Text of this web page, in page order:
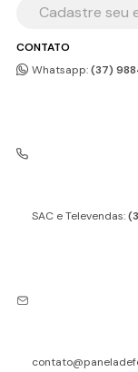
CONTATO
Whatsapp:(37)
SAC e Televendas: